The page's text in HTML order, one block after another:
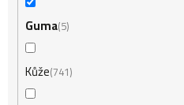
Guma 5
Kůže 741